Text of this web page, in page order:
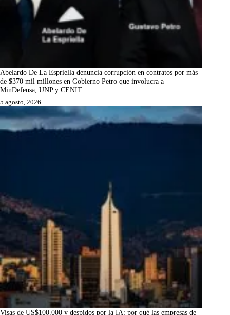
Abelardo De La Espriella denuncia corrupción en contratos por más
de $370 mil millones en Gobierno Petro que involucra a
MinDefensa, UNP y CENIT
5 agosto, 2026
Visas de US$100.000 y despidos por la IA: por qué las empresas de